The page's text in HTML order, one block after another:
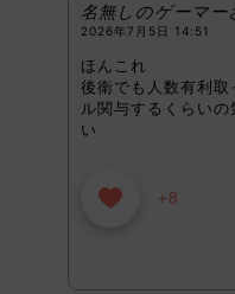
名無しのゲーマー
2026年7月5日 14:51
ほんこれ
後衛でも人数有利
ル関与するくらい
い
+8